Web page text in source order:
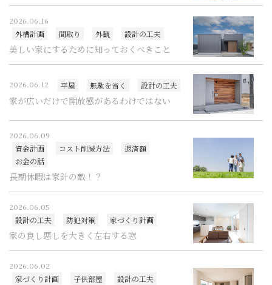
2026.06.16
外構計画
間取り 外観 設計の工夫
美しい家にするために知っておくべきこと
2026.06.12 平屋 無駄を省く 設計の工夫
家が広いだけで開放感があるわけではない
2026.06.09
資金計画
コスト削減方法
返済額
お金の話
長期休暇は家計の敵！？
2026.06.05
設計の工夫
防犯対策 家づくり計画
家の良し悪しを大きく左右する窓
2026.06.02
家づくり計画
子供部屋 設計の工夫